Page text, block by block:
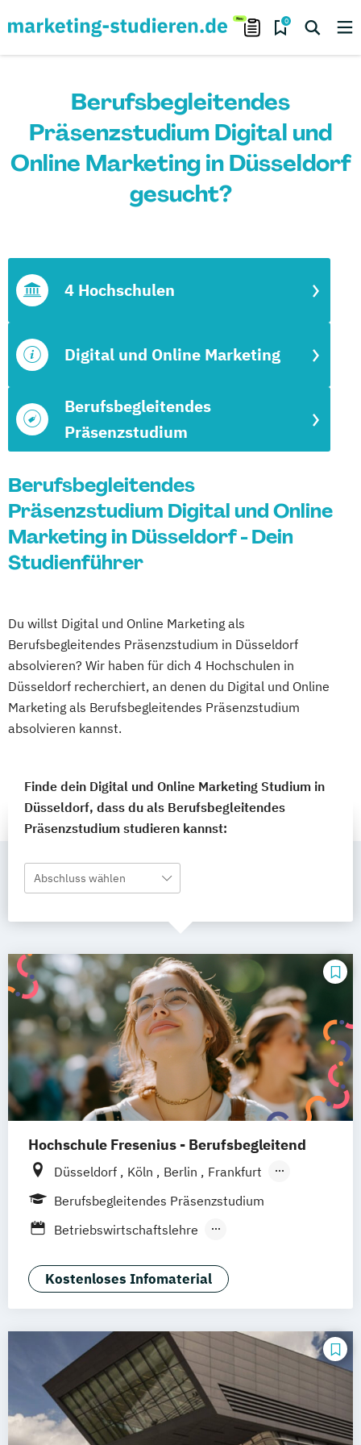
0
Berufsbegleitendes
Präsenzstudium Digital und
Online Marketing in Düsseldorf
gesucht?
Berufsbegleitendes
Präsenzstudium
Digital und Online Marketing
4 Hochschulen
Berufsbegleitendes
Präsenzstudium Digital und Online
Marketing in Düsseldorf - Dein
Studienführer
Du willst Digital und Online Marketing als
Berufsbegleitendes Präsenzstudium in Düsseldorf
absolvieren? Wir haben für dich 4 Hochschulen in
Düsseldorf recherchiert, an denen du Digital und Online
Marketing als Berufsbegleitendes Präsenzstudium
absolvieren kannst.
Finde dein Digital und Online Marketing Studium in
Düsseldorf, dass du als Berufsbegleitendes
Präsenzstudium studieren kannst:
Abschluss wählen
Hochschule Fresenius - Berufsbegleitend
Düsseldorf Köln Berlin
Frankfurt
Hamburg
Idstein München
Wiesbaden
Hannover
Dortmund Erfurt
Braunschweig
Berufsbegleitendes Präsenzstudium
Betriebswirtschaftslehre
Marketing
Kostenloses Infomaterial